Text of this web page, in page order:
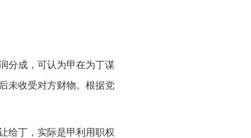
分成，可认为甲在为丁谋
未收受对方财物。根据党
给丁，实际是甲利用职权